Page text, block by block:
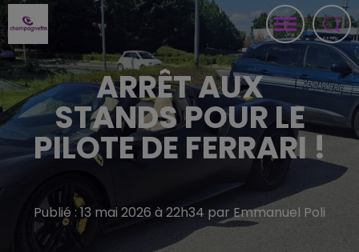
ARRÊT AUX
STANDS POUR LE
PILOTE DE FERRARI !
Publié : 13 mai 2026 à 22h34 par Emmanuel Poli